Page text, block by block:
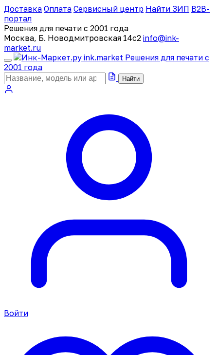
Доставка Оплата Сервисный центр Найти ЗИП B2B-
портал
Решения для печати с 2001 года
Москва, Б. Новодмитровская 14с2 info@ink-
market.ru
ink.market Решения для печати с
2001 года
Найти
Войти